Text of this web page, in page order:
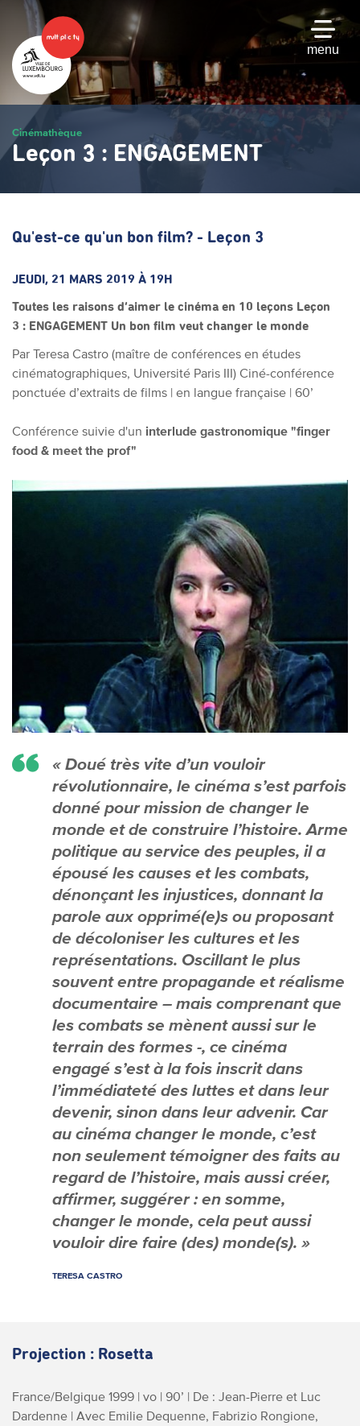
Passer
contenu
principal
menu
Cinémathèque
Leçon 3 : ENGAGEMENT
Qu'est-ce qu'un bon film? - Leçon 3
JEUDI, 21 MARS 2019 À 19H
Toutes les raisons d’aimer le cinéma en 10 leçons Leçon
3 : ENGAGEMENT Un bon film veut changer le monde
Par Teresa Castro (maître de conférences en études
cinématographiques, Université Paris III) Ciné-conférence
ponctuée d’extraits de films | en langue française | 60’
Conférence suivie d'un interlude gastronomique "finger
food & meet the prof"
« Doué très vite d’un vouloir
révolutionnaire, le cinéma s’est parfois
donné pour mission de changer le
monde et de construire l’histoire. Arme
politique au service des peuples, il a
épousé les causes et les combats,
dénonçant les injustices, donnant la
parole aux opprimé(e)s ou proposant
de décoloniser les cultures et les
représentations. Oscillant le plus
souvent entre propagande et réalisme
documentaire – mais comprenant que
les combats se mènent aussi sur le
terrain des formes -, ce cinéma
engagé s’est à la fois inscrit dans
l’immédiateté des luttes et dans leur
devenir, sinon dans leur advenir. Car
au cinéma changer le monde, c’est
non seulement témoigner des faits au
regard de l’histoire, mais aussi créer,
affirmer, suggérer : en somme,
changer le monde, cela peut aussi
vouloir dire faire (des) monde(s). »
TERESA CASTRO
Projection : Rosetta
France/Belgique 1999 | vo | 90’ | De : Jean-Pierre et Luc
Dardenne | Avec Emilie Dequenne, Fabrizio Rongione,